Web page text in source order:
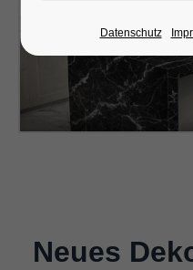
Neues
Datenschutz